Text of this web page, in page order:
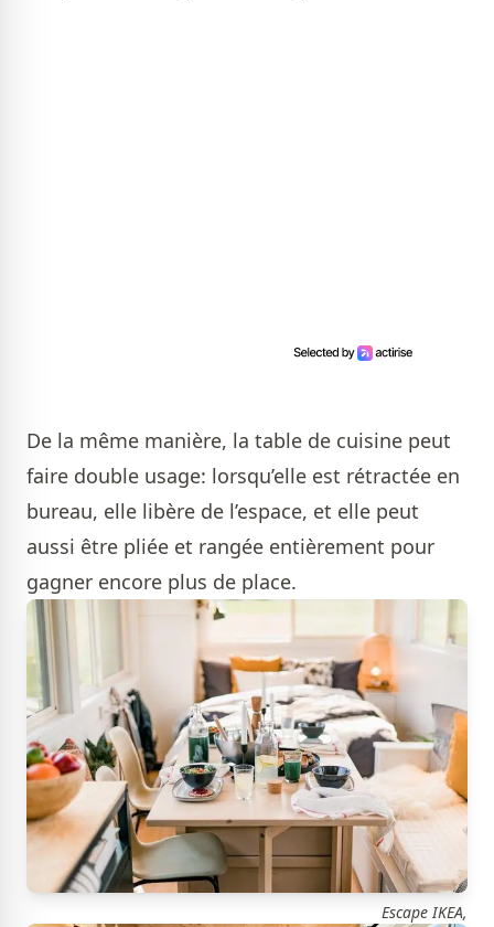
De la même manière, la table de cuisine peut
faire double usage: lorsqu’elle est rétractée en
bureau, elle libère de l’espace, et elle peut
aussi être pliée et rangée entièrement pour
gagner encore plus de place.
Escape IKEA,